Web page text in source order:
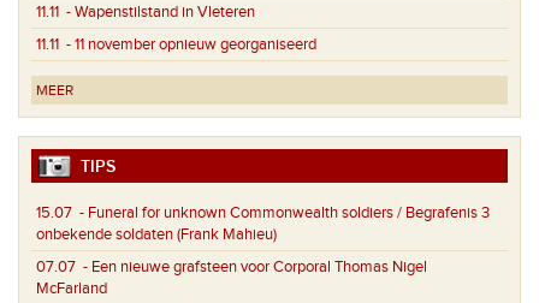
11.11 - Wapenstilstand in Vleteren
11.11 - 11 november opnieuw georganiseerd
MEER
TIPS
15.07 - Funeral for unknown Commonwealth soldiers / Begrafenis 3
onbekende soldaten (Frank Mahieu)
07.07 - Een nieuwe grafsteen voor Corporal Thomas Nigel
McFarland